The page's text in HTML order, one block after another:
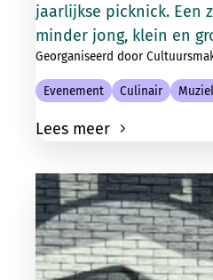
jaarlijkse picknick. Een
minder jong, klein en
Georganiseerd door
Evenement Culinair
Lees meer